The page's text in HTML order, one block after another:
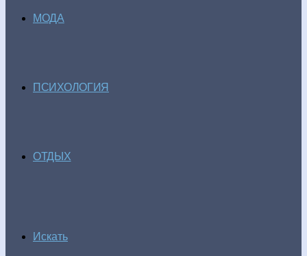
МОДА
ПСИХОЛОГИЯ
ОТДЫХ
Искать